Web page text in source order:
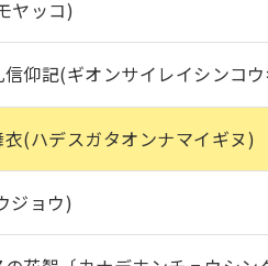
ヤッコ)
仰記(ギオンサイレイシンコ
(ハデスガタオンナマイギヌ)
ジョウ)